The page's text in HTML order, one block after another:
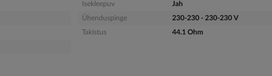
Isekleepuv
Jah
Ühenduspinge
230-230 - 230-230 V
Takistus
44.1 Ohm